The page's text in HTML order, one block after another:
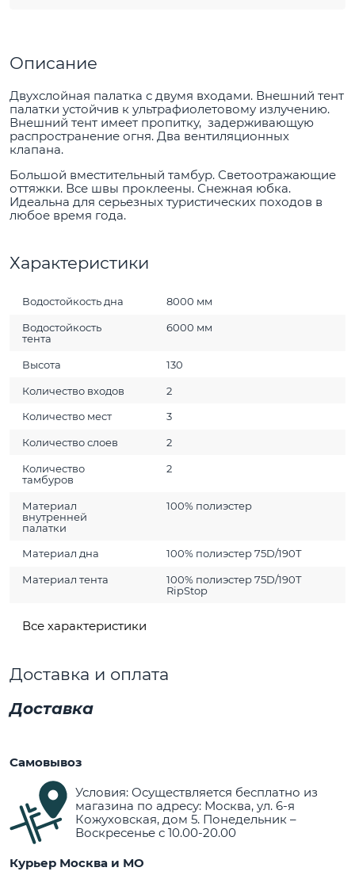
Описание
Двухслойная палатка с двумя входами. Внешний тент
палатки устойчив к ультрафиолетовому излучению.
Внешний тент имеет пропитку, задерживающую
распространение огня. Два вентиляционных
клапана.
Большой вместительный тамбур. Светоотражающие
оттяжки. Все швы проклеены. Снежная юбка.
Идеальна для серьезных туристических походов в
любое время года.
Характеристики
Водостойкость дна 8000 мм
Водостойкость
тента
6000 мм
Высота 130
Количество входов 2
Количество мест 3
Количество слоев 2
Количество
тамбуров
2
Материал
внутренней
палатки
100% полиэстер
Материал дна 100% полиэстер 75D/190Т
Материал тента
100% полиэстер 75D/190Т
RipStop
Все характеристики
Доставка и оплата
Доставка
Самовывоз
Условия: Осуществляется бесплатно из
магазина по адресу: Москва, ул. 6-я
Кожуховская, дом 5. Понедельник –
Воскресенье с 10.00-20.00
Курьер Москва и МО